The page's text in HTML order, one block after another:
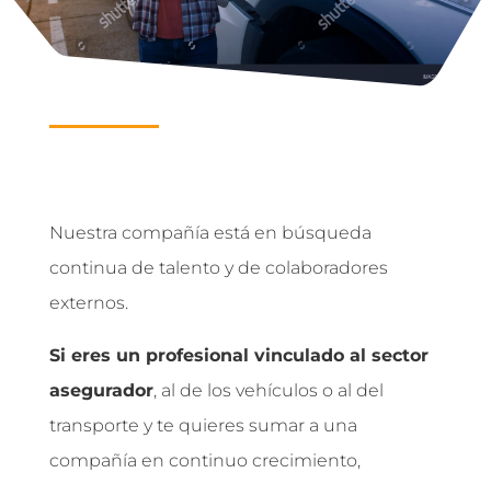
Nuestra compañía está en búsqueda
continua de talento y de colaboradores
externos.
Si eres un profesional vinculado al sector
asegurador, al de los vehículos o al del
transporte y te quieres sumar a una
compañía en continuo crecimiento,